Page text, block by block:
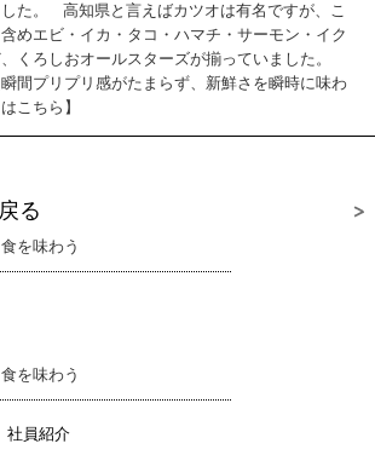
た。 高知県と言えばカツオは有名ですが、こ
めエビ・イカ・タコ・ハマチ・サーモン・イク
くろしおオールスターズが揃っていました。
間プリプリ感がたまらず、新鮮さを瞬時に味わ
こちら】
る
食を味わう
食を味わう
社員紹介